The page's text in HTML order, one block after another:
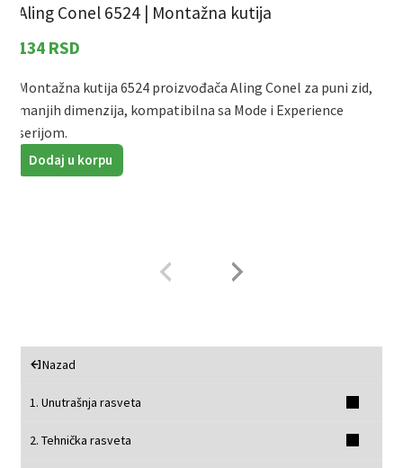
Aling Conel 6524 | Montažna kutija
134 RSD
Montažna kutija 6524 proizvođača Aling Conel za puni zid,
manjih dimenzija, kompatibilna sa Mode i Experience
serijom.
Dodaj u korpu
Nazad
1. Unutrašnja rasveta
2. Tehnička rasveta